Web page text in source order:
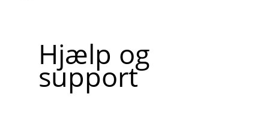
Hjælp og
support